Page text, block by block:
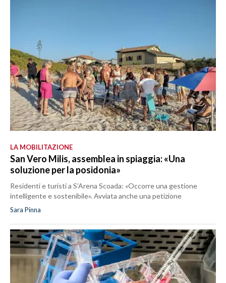
LA MOBILITAZIONE
San Vero Milis, assemblea in spiaggia: «Una
soluzione per la posidonia»
Residenti e turisti a S’Arena Scoada: «Occorre una gestione
intelligente e sostenibile». Avviata anche una petizione
Sara Pinna